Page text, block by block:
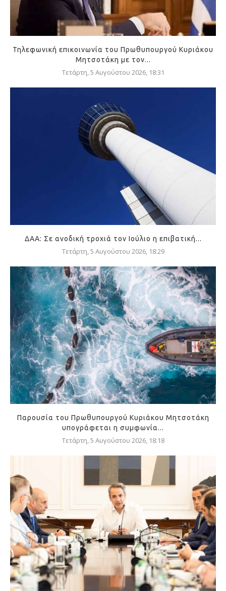
Τηλεφωνική επικοινωνία του Πρωθυπουργού Κυριάκου
Μητσοτάκη με τον...
Τετάρτη, 5 Αυγούστου 2026, 18:31
ΔΑΑ: Σε ανοδική τροχιά τον Ιούλιο η επιβατική...
Τετάρτη, 5 Αυγούστου 2026, 18:29
Παρουσία του Πρωθυπουργού Κυριάκου Μητσοτάκη
υπογράφεται η συμφωνία...
Τετάρτη, 5 Αυγούστου 2026, 18:18